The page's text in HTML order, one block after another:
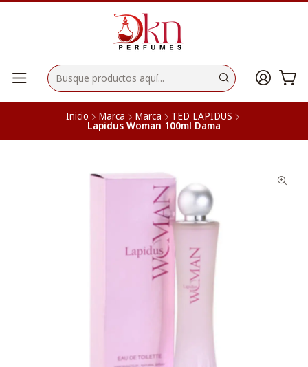
Inicio Marca Marca TED LAPIDUS
Lapidus Woman 100ml Dama